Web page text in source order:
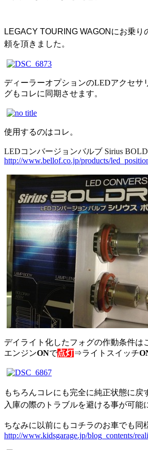
LEGACY TOURING WAGONにお乗
頼を頂きました。
ディーラーオプションのLEDアクセサ
グもコレに同期させます。
使用するのはコレ。
LEDコンバージョンバルブ Sirius
http://www.bellof.co.jp/products/
デイライト化したフォグの作動条件は
エンジンONで点灯⇒ライトスイッチ
もちろんコレにも完全に純正状態に
入庫の際のトラブルを避ける事が可能
ちなみに以前にもコチラのお車でも同
http://www.kidsgarage.jp/blog_contents/